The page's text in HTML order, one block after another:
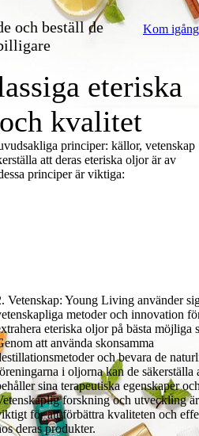
och beställ de
Kom
eteriska
kvalitet
principer: källor, vetenskap
att deras eteriska oljor är av
principer är viktiga:
Vetenskap: Young Living använder
metoder och innovation
eteriska oljor på bästa möjliga
att använda skonsamma
och bevara de
i oljorna kan de säkerställa
sina terapeutiska egenskaper
forskning och utveckling
för att förbättra kvaliteten och
deras produkter.